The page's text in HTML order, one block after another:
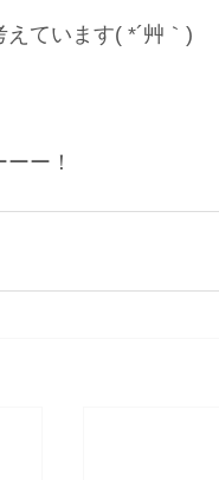
ています( *´艸｀)
ー！